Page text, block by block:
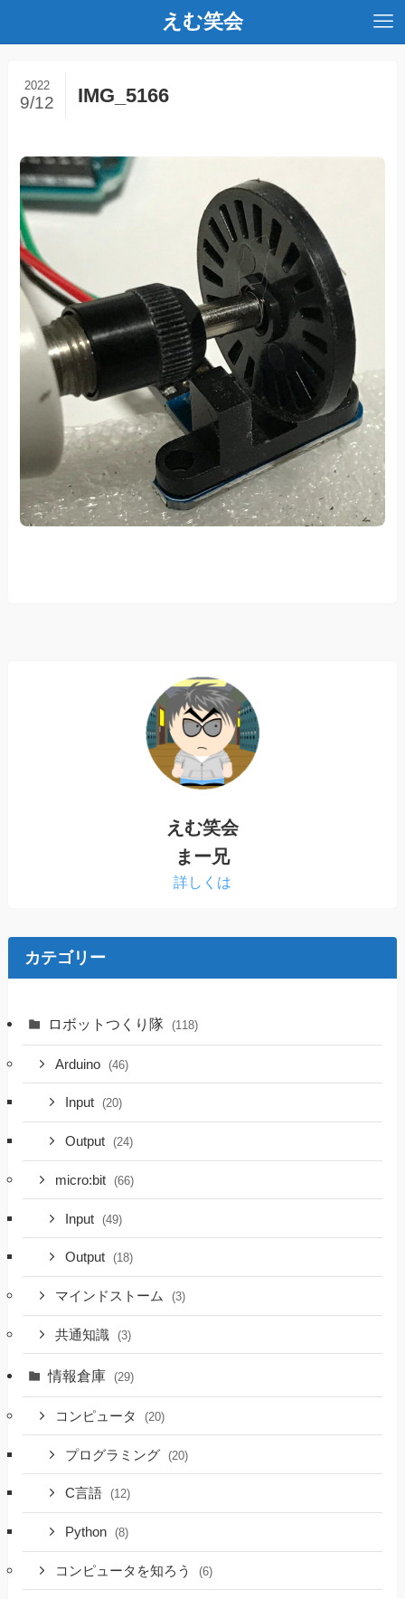
えむ笑会
IMG_5166
2022
9/12
えむ笑会
まー兄
詳しくは
カテゴリー
ロボットつくり隊 (118)
Arduino (46)
Input (20)
Output (24)
micro:bit (66)
Input (49)
Output (18)
マインドストーム (3)
共通知識 (3)
情報倉庫 (29)
コンピュータ (20)
プログラミング (20)
C言語 (12)
Python (8)
コンピュータを知ろう (6)